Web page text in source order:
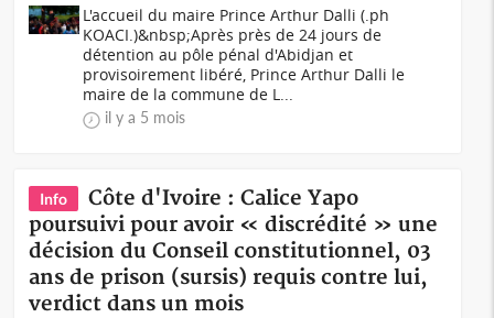
L'accueil du maire Prince Arthur Dalli (.ph
KOACI.)&nbsp;Après près de 24 jours de
détention au pôle pénal d'Abidjan et
provisoirement libéré, Prince Arthur Dalli le
maire de la commune de L...
il y a 5 mois
Info
Côte d'Ivoire : Calice Yapo
poursuivi pour avoir « discrédité » une
décision du Conseil constitutionnel, 03
ans de prison (sursis) requis contre lui,
verdict dans un mois